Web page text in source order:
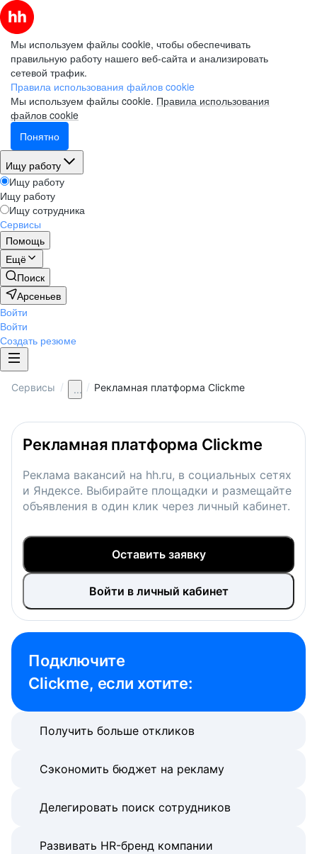
Мы используем файлы cookie, чтобы обеспечивать
правильную работу нашего веб-сайта и анализировать
сетевой трафик.
Правила использования файлов cookie
Мы используем файлы cookie. Правила использования
файлов cookie
Понятно
Ищу работу
Ищу работу
Ищу работу
Ищу сотрудника
Сервисы
Помощь
Ещё
Поиск
Арсеньев
Войти
Войти
Создать резюме
Сервисы / ... / Рекламная платформа Clickme
Рекламная платформа Clickme
Реклама вакансий на hh.ru, в социальных сетях
и Яндексе. Выбирайте площадки и размещайте
объявления в один клик через личный кабинет.
Оставить заявку
Войти в личный кабинет
Подключите
Clickme, если хотите:
Получить больше откликов
Сэкономить бюджет на рекламу
Делегировать поиск сотрудников
Развивать HR-бренд компании